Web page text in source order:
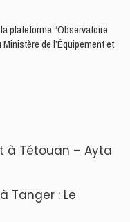
plateforme “Observatoire
de l’Équipement et
à Tétouan – Ayta
Tanger : Le